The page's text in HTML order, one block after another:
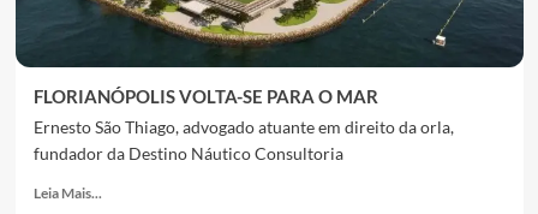
FLORIANÓPOLIS VOLTA-SE PARA O MAR
Ernesto São Thiago, advogado atuante em direito da orla,
fundador da Destino Náutico Consultoria
Leia Mais...